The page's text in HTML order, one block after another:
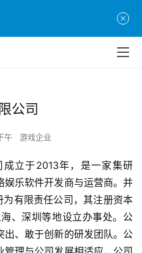
公司
午 游戏企业
立于2013年，是一家集研
乐软件开发商与运营商。并
有限责任公司，其注册资本
、深圳等地设立办事处。公
出、敢于创新的研发团队。公